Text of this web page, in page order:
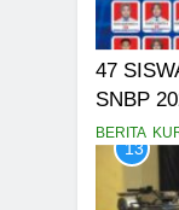
47
SNBP
BERITA
13